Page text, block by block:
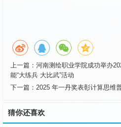
上一篇： 河南测绘职业学院成功举办
能“大练兵 大比武”活动
下一篇： 2025 年一丹奖表彰计算思维
猜你还喜欢